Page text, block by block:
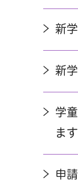
新
新
学
ます
申